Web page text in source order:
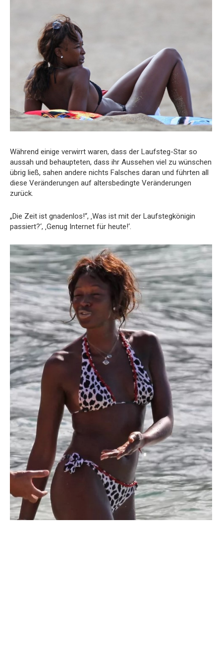
Während einige verwirrt waren, dass der Laufsteg-Star so
aussah und behaupteten, dass ihr Aussehen viel zu wünschen
übrig ließ, sahen andere nichts Falsches daran und führten all
diese Veränderungen auf altersbedingte Veränderungen
zurück.
„Die Zeit ist gnadenlos!“, ‚Was ist mit der Laufstegkönigin
passiert?‘, ‚Genug Internet für heute!‘.